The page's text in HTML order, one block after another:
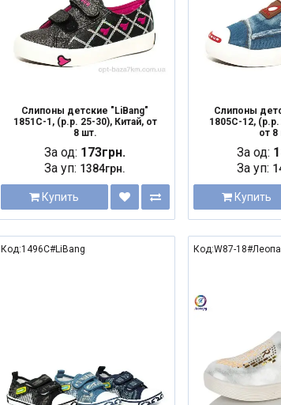
Слипоны детские "LiBang"
1851C-1, (р.р. 25-30), Китай, от
8 шт.
За од: 173грн.
За уп: 1384грн.
Купить
Слипоны
1805C-12,
от 8
За од:
За уп:
Купить
Код:1496C#LiBang Код:W87-